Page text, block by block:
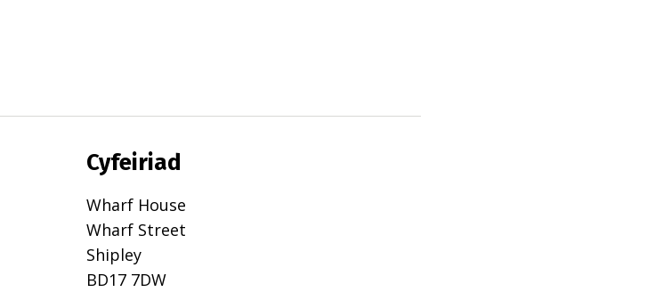
Cyfeiriad
Wharf House
Wharf Street
Shipley
BD17 7DW